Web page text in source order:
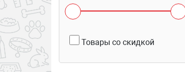
Товары со скидкой